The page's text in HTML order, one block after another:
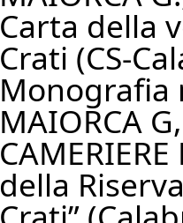
Carta della
Crati (CS-
Monografia
MAIORCA
della